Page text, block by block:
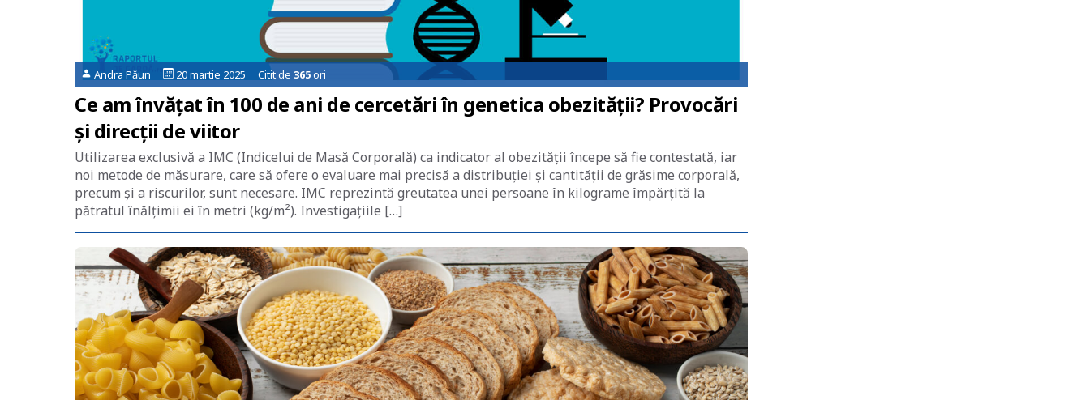
Andra Păun 20 martie 2025 Citit de 365ori
Ce am învățat în 100 de ani de cercetări în genetica obezității? Provocări
și direcții de viitor
Utilizarea exclusivă a IMC (Indicelui de Masă Corporală) ca indicator al obezității începe să fie contestată, iar
noi metode de măsurare, care să ofere o evaluare mai precisă a distribuției și cantității de grăsime corporală,
precum și a riscurilor, sunt necesare. IMC reprezintă greutatea unei persoane în kilograme împărțită la
pătratul înălțimii ei în metri (kg/m²). Investigațiile […]